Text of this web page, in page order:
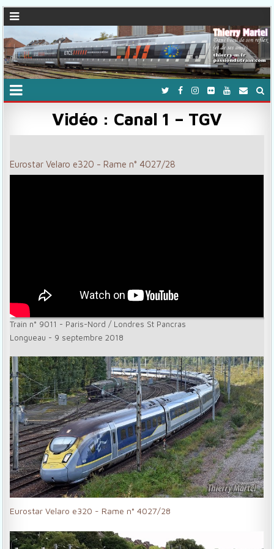
Vidéo : Canal 1 – TGV
Eurostar Velaro e320 - Rame n° 4027/28
Train n° 9011 - Paris-Nord / Londres St Pancras
Longueau - 9 septembre 2018
Eurostar Velaro e320 - Rame n° 4027/28